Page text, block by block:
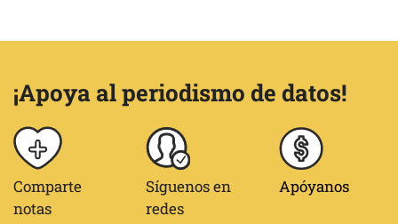
¡Apoya al periodismo de datos!
Comparte
notas
Síguenos en
redes
Apóyanos